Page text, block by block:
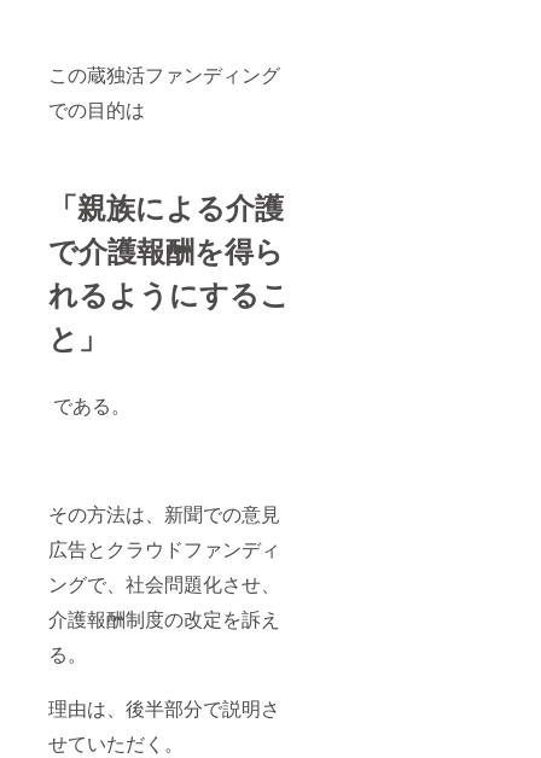
この蔵独活ファンディング
での目的は
「親族による介護
で介護報酬を得ら
れるようにするこ
と」
である。
その方法は、新聞での意見
広告とクラウドファンディ
ングで、社会問題化させ、
介護報酬制度の改定を訴え
る。
理由は、後半部分で説明さ
せていただく。